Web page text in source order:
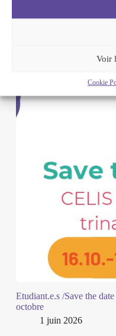
Voir
Cookie
INSCRIPTION Tour à
Etudiant.e.s /Save the
octobre
1 juin 2026